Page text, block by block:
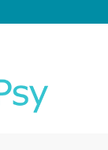
à
d'attachement,
art-thérapie,
gestalt